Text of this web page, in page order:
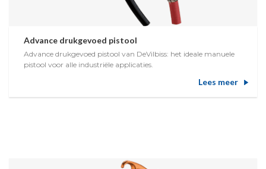
Advance drukgevoed pistool
Advance drukgevoed pistool van DeVilbiss: het ideale manuele
pistool voor alle industriële applicaties.
Lees meer